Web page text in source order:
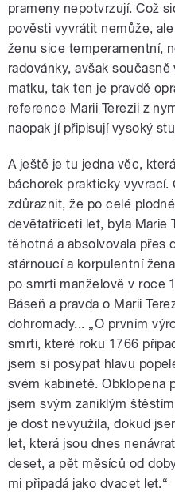
prameny nepotvrzují. Což
pověsti vyvrátit nemůže,
ženu sice temperamentní,
radovánky, avšak
matku, tak ten je pravdě
reference Marii Terezii z
naopak jí připisují vysoký
A ještě je tu jedna věc,
báchorek prakticky vyvrací.
zdůraznit, že po celé
devětatřiceti let, byla Marie
těhotná a absolvovala přes
stárnoucí a korpulentní
po smrti manželově v roce
Báseň a pravda o Marii
dohromady... „O prvním
smrti, které roku 1766
jsem si posypat hlavu
svém kabinetě. Obklopena
jsem svým zaniklým
je dost nevyužila, dokud
let, která jsou dnes
deset, a pět měsíců od
mi připadá jako dvacet let.“